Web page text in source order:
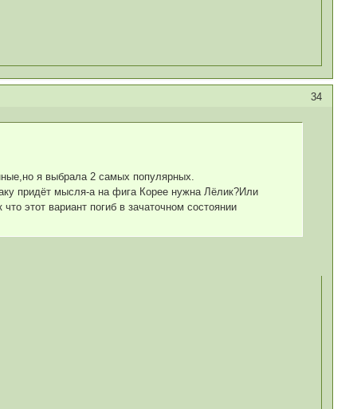
34
я выбрала 2 самых популярных.
придёт мысля-а на фига Корее нужна Лёлик?Или
этот вариант погиб в зачаточном состоянии